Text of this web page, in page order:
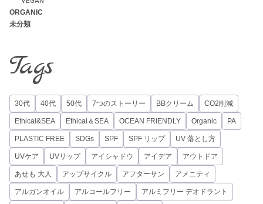
ORGANIC
未分類
Tags
30代 40代 50代 7つのストーリー BBクリーム CO2削減
Ethical&SEA Ethical＆SEA OCEAN FRIENDLY Organic PA
PLASTIC FREE SDGs SPF SPF リップ UV 落とし方
UVケア UVリップ アイシャドウ アイデア アウトドア
あせも 大人 アップサイクル アフターサン アメニティ
アルガンオイル アルコールフリー アルミフリー デオドラント